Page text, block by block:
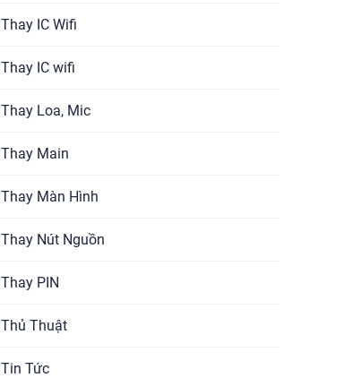
Thay IC Wifi
Thay IC wifi
Thay Loa, Mic
Thay Main
Thay Màn Hình
Thay Nút Nguồn
Thay PIN
Thủ Thuật
Tin Tức